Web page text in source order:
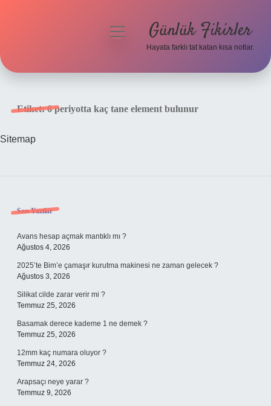
menüyü
Günlük Fikirler
Hayata farklı tat katan kısa notlar.
Etiket:6 periyotta kaç tane element bulunur
Sitemap
Sidebar
Son Yazılar
Avans hesap açmak mantıklı mı ?
Ağustos 4, 2026
2025’te Bim’e çamaşır kurutma makinesi ne zaman gelecek ?
Ağustos 3, 2026
Silikat cilde zarar verir mi ?
Temmuz 25, 2026
Basamak derece kademe 1 ne demek ?
Temmuz 25, 2026
12mm kaç numara oluyor ?
Temmuz 24, 2026
Arapsaçı neye yarar ?
Temmuz 9, 2026